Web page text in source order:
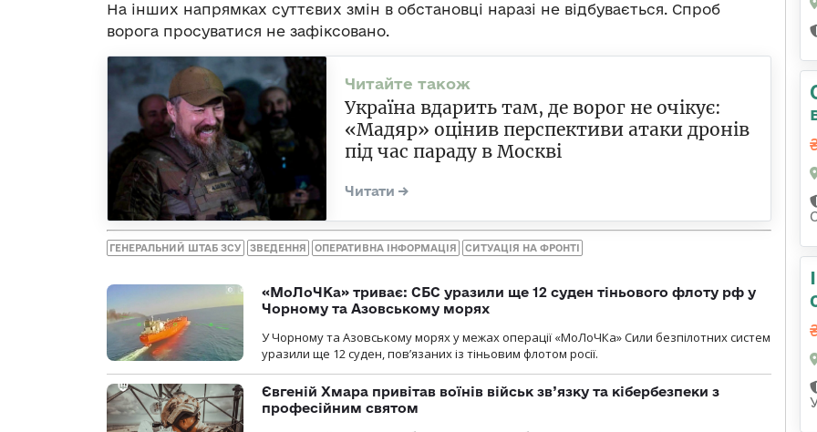
На інших напрямках суттєвих змін в обстановці наразі не відбувається. Спроб
ворога просуватися не зафіксовано.
Україна вдарить там, де ворог не очікує:
«Мадяр» оцінив перспективи атаки дронів
під час параду в Москві
ГЕНЕРАЛЬНИЙ ШТАБ ЗСУ ЗВЕДЕННЯ ОПЕРАТИВНА ІНФОРМАЦІЯ СИТУАЦІЯ НА ФРОНТІ
«МоЛоЧКа» триває: СБС уразили ще 12 суден тіньового флоту рф у
Чорному та Азовському морях
У Чорному та Азовському морях у межах операції «МоЛоЧКа» Сили безпілотних систем
уразили ще 12 суден, пов’язаних із тіньовим флотом росії.
Євгеній Хмара привітав воїнів військ зв’язку та кібербезпеки з
професійним святом